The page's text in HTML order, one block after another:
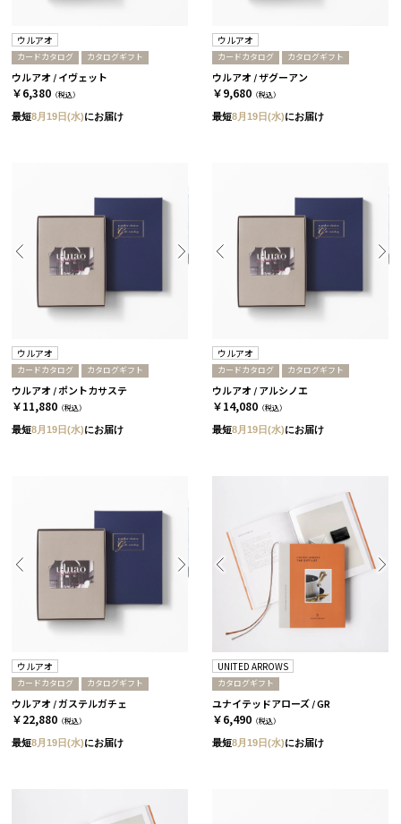
ウルアオ
カードカタログ カタログギフト
ウルアオ / イヴェット
￥6,380 （税込）
最短8月19日(水)にお届け
ウルアオ
カードカタログ カタログギフト
ウルアオ / ザグーアン
￥9,680 （税込）
最短8月19日(水)にお届け
ウルアオ
カードカタログ カタログギフト
ウルアオ / ポントカサステ
￥11,880 （税込）
最短8月19日(水)にお届け
ウルアオ
カードカタログ カタログギフト
ウルアオ / アルシノエ
￥14,080 （税込）
最短8月19日(水)にお届け
ウルアオ
カードカタログ カタログギフト
ウルアオ / ガステルガチェ
￥22,880 （税込）
最短8月19日(水)にお届け
UNITED ARROWS
カタログギフト
ユナイテッドアローズ / GR
￥6,490 （税込）
最短8月19日(水)にお届け